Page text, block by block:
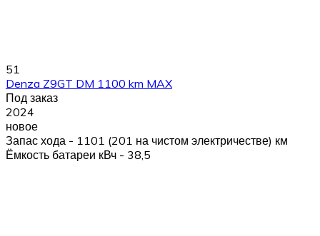
51
Denza Z9GT DM 1100 km MAX
Под заказ
2024
новое
Запас хода - 1101 (201 на чистом электричестве) км
Ёмкость батареи кВч - 38,5